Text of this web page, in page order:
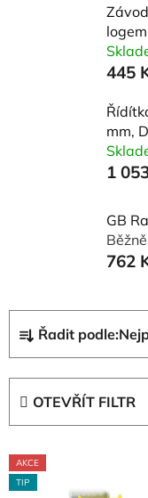
445
mm,
1
GB
762
a
z
p
r
Řadit podle:
OTEVŘÍT FILTR
V
ý
AKCE
TIP